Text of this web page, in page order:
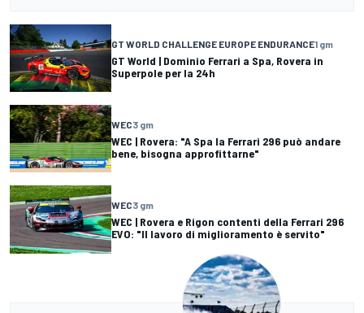
GT WORLD CHALLENGE EUROPE ENDURANCE1 gm
GT World | Dominio Ferrari a Spa, Rovera in
Superpole per la 24h
WEC3 gm
WEC | Rovera: "A Spa la Ferrari 296 può andare
bene, bisogna approfittarne"
WEC3 gm
WEC | Rovera e Rigon contenti della Ferrari 296
EVO: "Il lavoro di miglioramento è servito"